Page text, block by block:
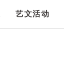
艺文活动